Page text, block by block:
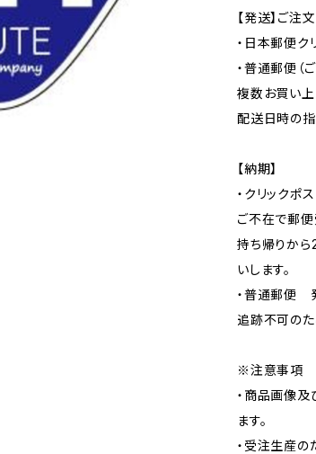
【発送】ご注
・日本郵便ク
・普通郵便（
複数お買い
配送日時の
【納期】
・クリック
ご不在で郵
持ち帰りから
いします。
・普通郵便
追跡不可のた
※注意事項
・商品画像
ます。
・受注生産の